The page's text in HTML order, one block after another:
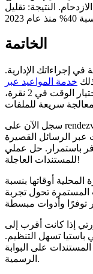
النتيجة: تقليل
الخاتمة
إجراءاتك الإدارية.
خدمة المواعيد عبر
، مرونة كاملة: اختيار الوقت في 2 نقرة،
الرسائل القصيرة
باستمرار. حل عملي
للمستندات العاجلة!
المحلية أوقاتها بنسبة
المستمرة تحول تجربة
إذا كانت أقرب إلى
تسهل التنظيم.
على البوابة
الرسمية.